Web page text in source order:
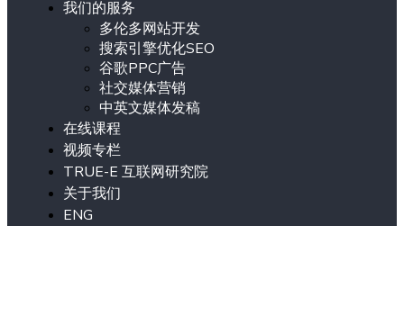
我们的服务
多伦多网站开发
搜索引擎优化SEO
谷歌PPC广告
社交媒体营销
中英文媒体发稿
在线课程
视频专栏
TRUE-E 互联网研究院
关于我们
ENG